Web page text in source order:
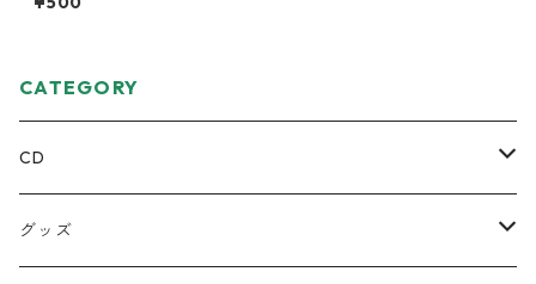
CATEGORY
CD
ミニアルバム
グッズ